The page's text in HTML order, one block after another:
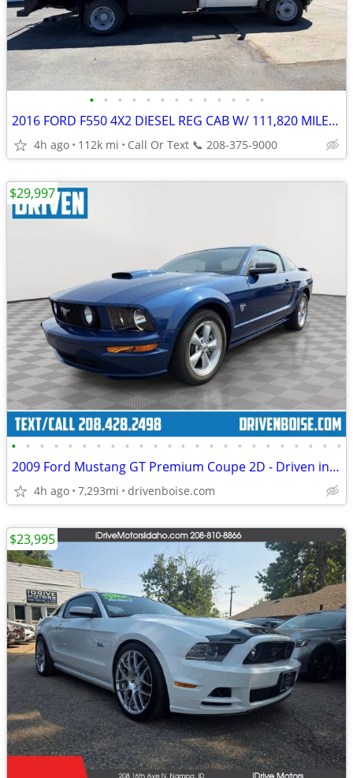
• • • • • • • • • • • • •
2016 FORD F550 4X2 DIESEL REG CAB W/ 111,820 MILES 1 OWNER!
4h ago 112k mi Call Or Text 📞 208-375-9000
• • • • • • • • • • • • • • • • • • • • • • • •
2009 Ford Mustang GT Premium Coupe 2D - Driven in Boise!
4h ago 7,293mi drivenboise.com
$29,997
$23,995